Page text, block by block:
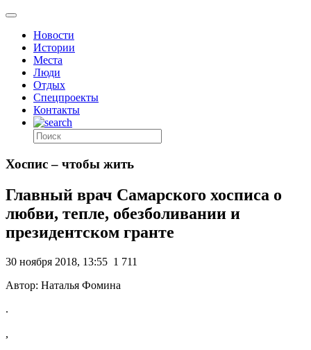
Новости
Истории
Места
Люди
Отдых
Спецпроекты
Контакты
Хоспис – чтобы жить
Главный врач Самарского хосписа о
любви, тепле, обезболивании и
президентском гранте
30 ноября 2018, 13:55 1 711
Автор: Наталья Фомина
.
,